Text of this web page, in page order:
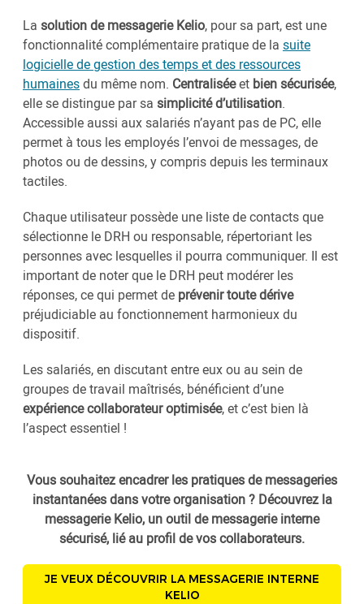
La solution de messagerie Kelio, pour sa part, est une
fonctionnalité complémentaire pratique de la suite
logicielle de gestion des temps et des ressources
humainesdu même nom. Centraliséeet bien sécurisée,
elle se distingue par sa simplicité d’utilisation.
Accessible aussi aux salariés n’ayant pas de PC, elle
permet à tous les employés l’envoi de messages, de
photos ou de dessins, y compris depuis les terminaux
tactiles.
Chaque utilisateur possède une liste de contacts que
sélectionne le DRH ou responsable, répertoriant les
personnes avec lesquelles il pourra communiquer. Il est
important de noter que le DRH peut modérer les
réponses, ce qui permet de prévenir toute dérive
préjudiciable au fonctionnement harmonieux du
dispositif.
Les salariés, en discutant entre eux ou au sein de
groupes de travail maîtrisés, bénéficient d’une
expérience collaborateur optimisée, et c’est bien là
l’aspect essentiel !
Vous souhaitez encadrer les pratiques de messageries
instantanées dans votre organisation ? Découvrez la
messagerie Kelio, un outil de messagerie interne
sécurisé, lié au profil de vos collaborateurs.
JE VEUX DÉCOUVRIR LA MESSAGERIE INTERNE
KELIO